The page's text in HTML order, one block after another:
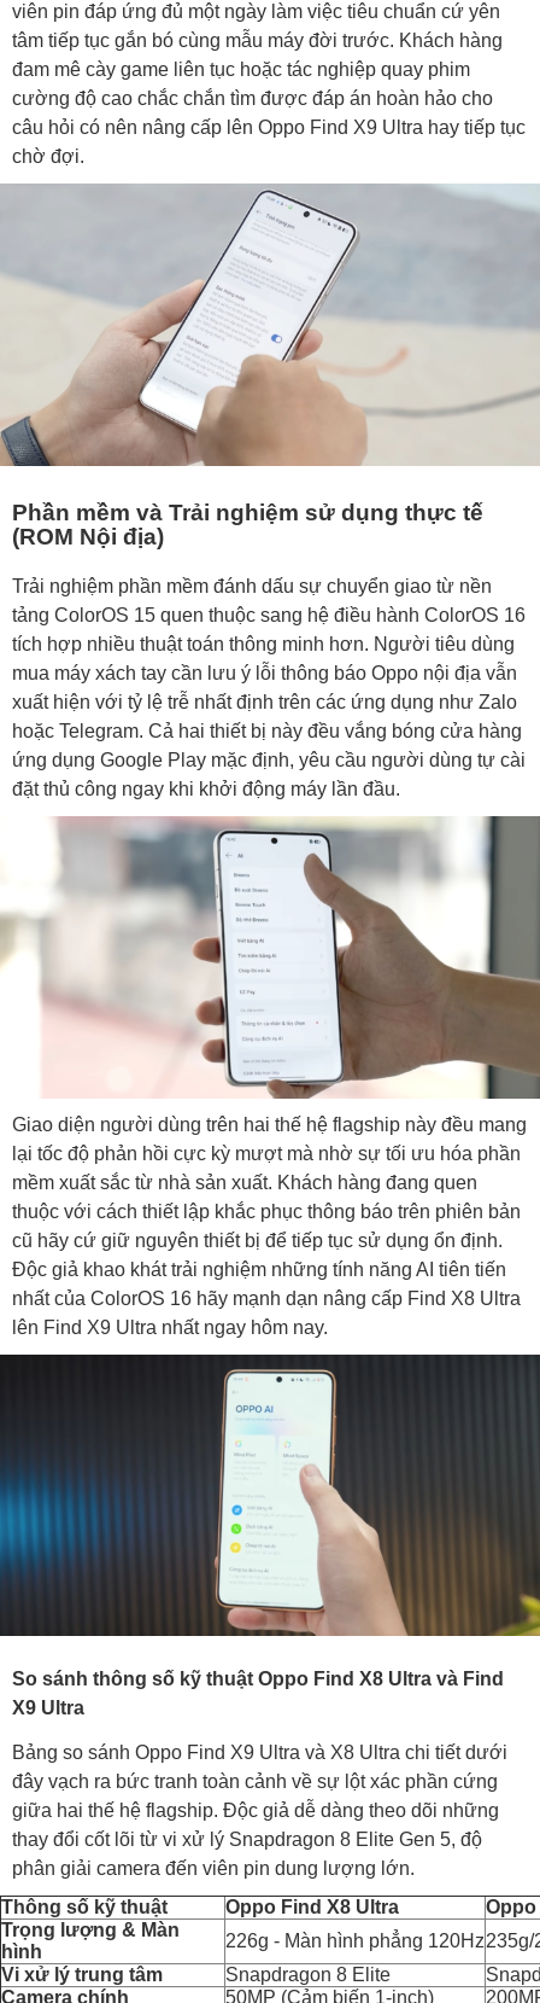
viên pin đáp ứng đủ một ngày làm việc tiêu chuẩn cứ yên
tâm tiếp tục gắn bó cùng mẫu máy đời trước. Khách hàng
đam mê cày game liên tục hoặc tác nghiệp quay phim
cường độ cao chắc chắn tìm được đáp án hoàn hảo cho
câu hỏi có nên nâng cấp lên Oppo Find X9 Ultra hay tiếp tục
chờ đợi.
Phần mềm và Trải nghiệm sử dụng thực tế
(ROM Nội địa)
Trải nghiệm phần mềm đánh dấu sự chuyển giao từ nền
tảng ColorOS 15 quen thuộc sang hệ điều hành ColorOS 16
tích hợp nhiều thuật toán thông minh hơn. Người tiêu dùng
mua máy xách tay cần lưu ý lỗi thông báo Oppo nội địa vẫn
xuất hiện với tỷ lệ trễ nhất định trên các ứng dụng như Zalo
hoặc Telegram. Cả hai thiết bị này đều vắng bóng cửa hàng
ứng dụng Google Play mặc định, yêu cầu người dùng tự cài
đặt thủ công ngay khi khởi động máy lần đầu.
Giao diện người dùng trên hai thế hệ flagship này đều mang
lại tốc độ phản hồi cực kỳ mượt mà nhờ sự tối ưu hóa phần
mềm xuất sắc từ nhà sản xuất. Khách hàng đang quen
thuộc với cách thiết lập khắc phục thông báo trên phiên bản
cũ hãy cứ giữ nguyên thiết bị để tiếp tục sử dụng ổn định.
Độc giả khao khát trải nghiệm những tính năng AI tiên tiến
nhất của ColorOS 16 hãy mạnh dạn nâng cấp Find X8 Ultra
lên Find X9 Ultra nhất ngay hôm nay.
So sánh thông số kỹ thuật Oppo Find X8 Ultra và Find
X9 Ultra
Bảng so sánh Oppo Find X9 Ultra và X8 Ultra chi tiết dưới
đây vạch ra bức tranh toàn cảnh về sự lột xác phần cứng
giữa hai thế hệ flagship. Độc giả dễ dàng theo dõi những
thay đổi cốt lõi từ vi xử lý Snapdragon 8 Elite Gen 5, độ
phân giải camera đến viên pin dung lượng lớn.
Thông số kỹ thuật
Oppo Find X8 Ultra
Oppo
Trọng lượng & Màn
hình
226g - Màn hình phẳng 120Hz235g/
Vi xử lý trung tâm
Snapdragon 8 Elite
Camera chính
50MP (Cảm biến 1-inch)